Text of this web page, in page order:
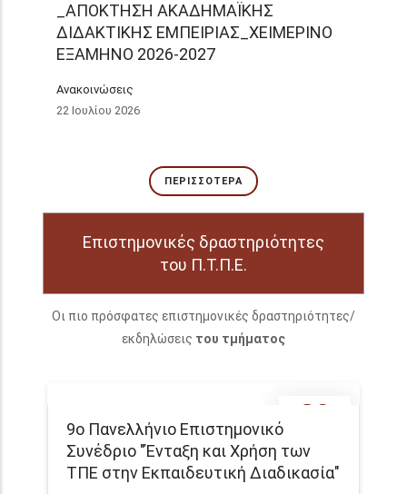
_ΑΠΟΚΤΗΣΗ ΑΚΑΔΗΜΑΪΚΗΣ
ΔΙΔΑΚΤΙΚΗΣ ΕΜΠΕΙΡΙΑΣ_ΧΕΙΜΕΡΙΝΟ
ΕΞΑΜΗΝΟ 2026-2027
Ανακοινώσεις
22 Ιουλίου 2026
ΠΕΡΙΣΣΌΤΕΡΑ
Επιστημονικές δραστηριότητες
του Π.Τ.Π.Ε.
Οι πιο πρόσφατες επιστημονικές δραστηριότητες/
εκδηλώσεις του τμήματος
30
9ο Πανελλήνιο Επιστημονικό
Συνέδριο "Ένταξη και Χρήση των
ΤΠΕ στην Εκπαιδευτική Διαδικασία"